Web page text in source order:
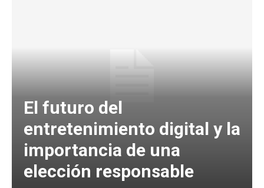
El futuro del
entretenimiento digital y la
importancia de una
elección responsable